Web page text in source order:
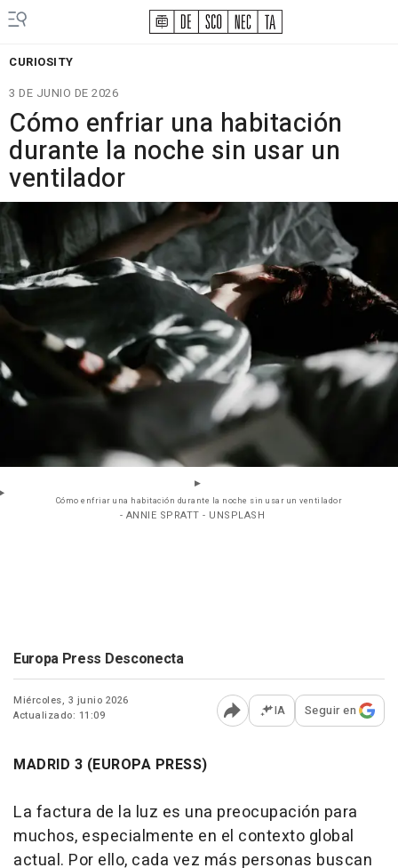
CURIOSITY
3 DE JUNIO DE 2026
Cómo enfriar una habitación
durante la noche sin usar un
ventilador
Cómo enfriar una habitación durante la noche sin usar un ventilador
- ANNIE SPRATT - UNSPLASH
Europa Press Desconecta
Miércoles, 3 junio 2026
Actualizado: 11:09
Abrir opciones para
IA Seguir en
MADRID 3 (EUROPA PRESS)
La factura de la luz es una preocupación para
muchos, especialmente en el contexto global
actual. Por ello, cada vez más personas buscan